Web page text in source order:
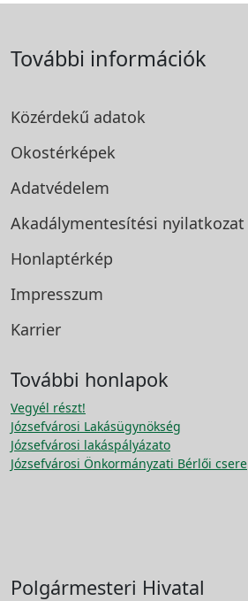
További információk
Közérdekű adatok
Okostérképek
Adatvédelem
Akadálymentesítési nyilatkozat
Honlaptérkép
Impresszum
Karrier
További honlapok
Vegyél részt!
Józsefvárosi Lakásügynökség
Józsefvárosi lakáspályázato
Józsefvárosi Önkormányzati Bérlői csere
Polgármesteri Hivatal